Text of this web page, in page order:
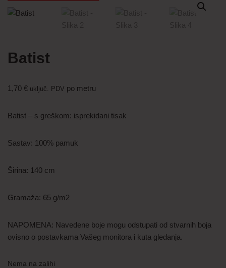
Batist
1,70 € uključ. PDV po metru
Batist – s greškom: isprekidani tisak
Sastav: 100% pamuk
Širina: 140 cm
Gramaža: 65 g/m2
NAPOMENA: Navedene boje mogu odstupati od stvarnih boja
ovisno o postavkama Vašeg monitora i kuta gledanja.
Nema na zalihi